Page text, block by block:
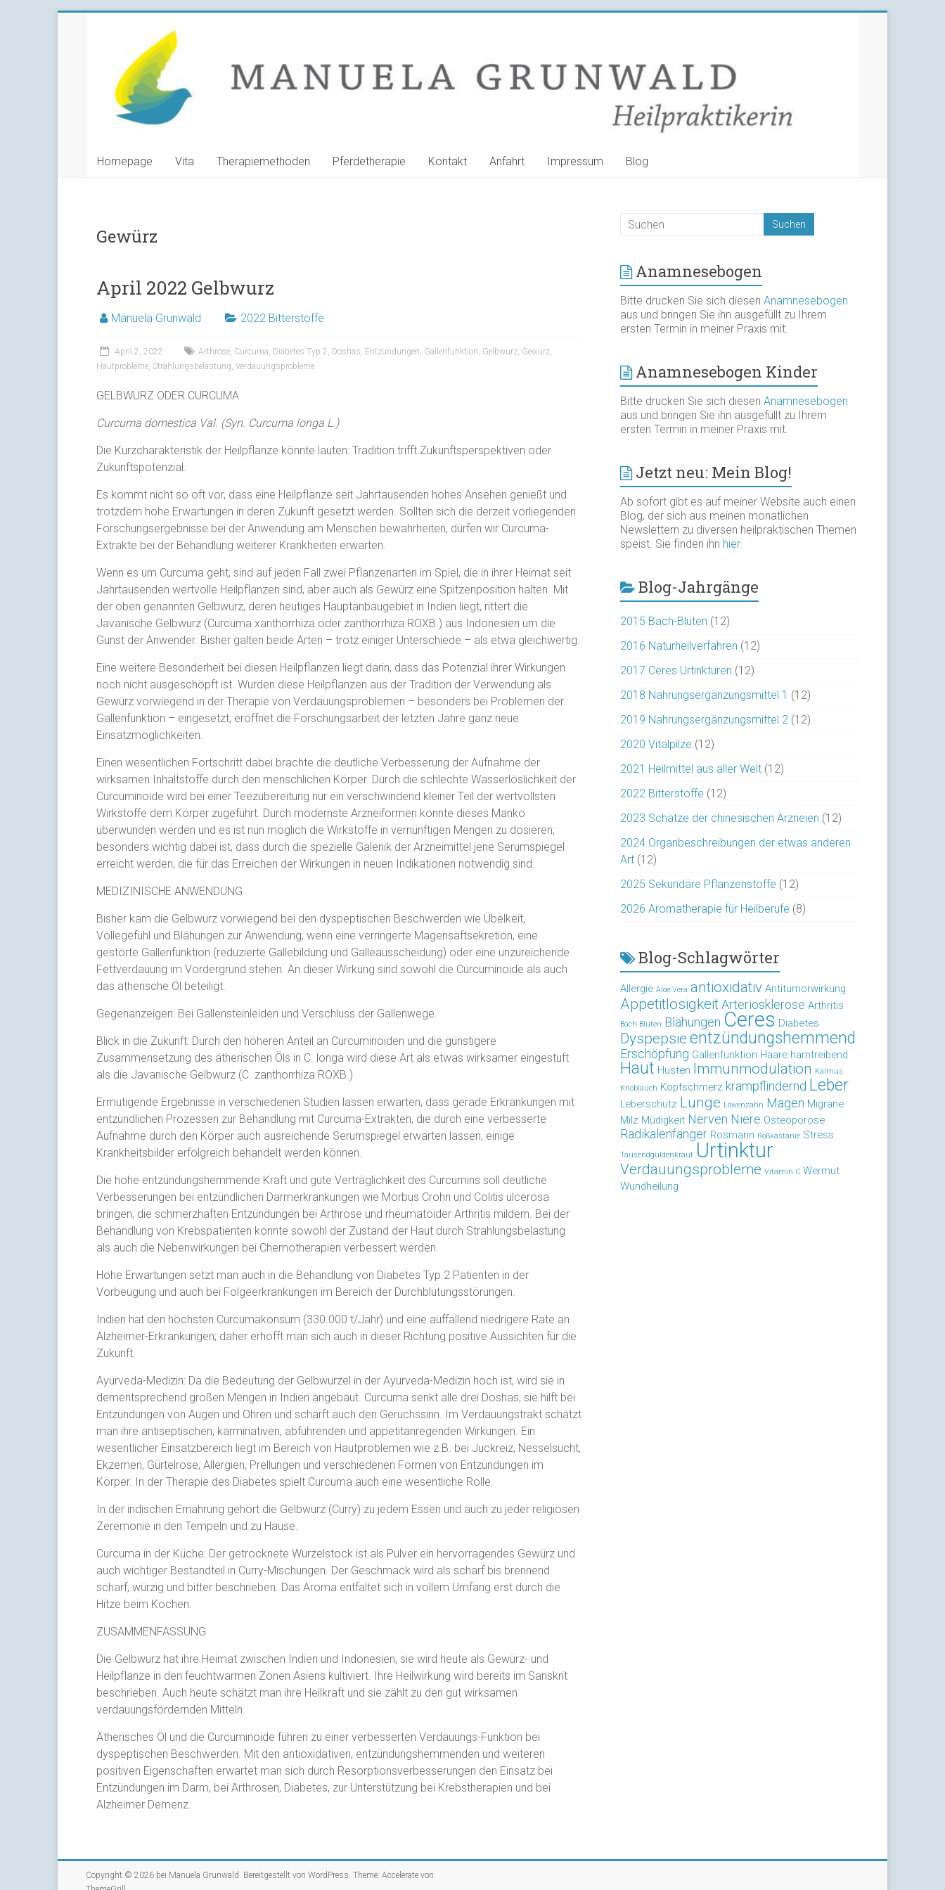
Manuela
Grunwald
Heilpraktikerin
Homepage Vita Therapiemethoden Pferdetherapie Kontakt Anfahrt Impressum Blog
Gewürz
April 2022 Gelbwurz
Manuela Grunwald 2022 Bitterstoffe
April 2, 2022 Arthrose, Curcuma, Diabetes Typ 2 , Doshas, Entzündungen, Gallenfunktion, Gelbwurz, Gewürz,
Hautprobleme, Strahlungsbelastung, Verdauungsprobleme
GELBWURZ ODER CURCUMA
Curcuma domestica Val. (Syn. Curcuma longa L.)
Die Kurzcharakteristik der Heilpflanze könnte lauten: Tradition trifft Zukunftsperspektiven oder
Zukunftspotenzial.
Es kommt nicht so oft vor, dass eine Heilpflanze seit Jahrtausenden hohes Ansehen genießt und
trotzdem hohe Erwartungen in deren Zukunft gesetzt werden. Sollten sich die derzeit vorliegenden
Forschungsergebnisse bei der Anwendung am Menschen bewahrheiten, dürfen wir Curcuma-
Extrakte bei der Behandlung weiterer Krankheiten erwarten.
Wenn es um Curcuma geht, sind auf jeden Fall zwei Pflanzenarten im Spiel, die in ihrer Heimat seit
Jahrtausenden wertvolle Heilpflanzen sind, aber auch als Gewürz eine Spitzenposition halten. Mit
der oben genannten Gelbwurz, deren heutiges Hauptanbaugebiet in Indien liegt, rittert die
Javanische Gelbwurz (Curcuma xanthorrhiza oder zanthorrhiza ROXB.) aus Indonesien um die
Gunst der Anwender. Bisher galten beide Arten – trotz einiger Unterschiede – als etwa gleichwertig.
Eine weitere Besonderheit bei diesen Heilpflanzen liegt darin, dass das Potenzial ihrer Wirkungen
noch nicht ausgeschöpft ist. Wurden diese Heilpflanzen aus der Tradition der Verwendung als
Gewürz vorwiegend in der Therapie von Verdauungsproblemen – besonders bei Problemen der
Gallenfunktion – eingesetzt, eröffnet die Forschungsarbeit der letzten Jahre ganz neue
Einsatzmöglichkeiten.
Einen wesentlichen Fortschritt dabei brachte die deutliche Verbesserung der Aufnahme der
wirksamen Inhaltstoffe durch den menschlichen Körper. Durch die schlechte Wasserlöslichkeit der
Curcuminoide wird bei einer Teezubereitung nur ein verschwindend kleiner Teil der wertvollsten
Wirkstoffe dem Körper zugeführt. Durch modernste Arzneiformen konnte dieses Manko
überwunden werden und es ist nun möglich die Wirkstoffe in vernünftigen Mengen zu dosieren;
besonders wichtig dabei ist, dass durch die spezielle Galenik der Arzneimittel jene Serumspiegel
erreicht werden, die für das Erreichen der Wirkungen in neuen Indikationen notwendig sind.
MEDIZINISCHE ANWENDUNG
Bisher kam die Gelbwurz vorwiegend bei den dyspeptischen Beschwerden wie Übelkeit,
Völlegefühl und Blähungen zur Anwendung, wenn eine verringerte Magensaftsekretion, eine
gestörte Gallenfunktion (reduzierte Gallebildung und Galleausscheidung) oder eine unzureichende
Fettverdauung im Vordergrund stehen. An dieser Wirkung sind sowohl die Curcuminoide als auch
das ätherische Öl beteiligt.
Gegenanzeigen: Bei Gallensteinleiden und Verschluss der Gallenwege.
Blick in die Zukunft: Durch den höheren Anteil an Curcuminoiden und die günstigere
Zusammensetzung des ätherischen Öls in C. longa wird diese Art als etwas wirksamer eingestuft
als die Javanische Gelbwurz (C. zanthorrhiza ROXB.)
Ermutigende Ergebnisse in verschiedenen Studien lassen erwarten, dass gerade Erkrankungen mit
entzündlichen Prozessen zur Behandlung mit Curcuma-Extrakten, die durch eine verbesserte
Aufnahme durch den Körper auch ausreichende Serumspiegel erwarten lassen, einige
Krankheitsbilder erfolgreich behandelt werden können.
Die hohe entzündungshemmende Kraft und gute Verträglichkeit des Curcumins soll deutliche
Verbesserungen bei entzündlichen Darmerkrankungen wie Morbus Crohn und Colitis ulcerosa
bringen, die schmerzhaften Entzündungen bei Arthrose und rheumatoider Arthritis mildern. Bei der
Behandlung von Krebspatienten konnte sowohl der Zustand der Haut durch Strahlungsbelastung
als auch die Nebenwirkungen bei Chemotherapien verbessert werden.
Hohe Erwartungen setzt man auch in die Behandlung von Diabetes Typ 2 Patienten in der
Vorbeugung und auch bei Folgeerkrankungen im Bereich der Durchblutungsstörungen.
Indien hat den höchsten Curcumakonsum (330.000 t/Jahr) und eine auffallend niedrigere Rate an
Alzheimer-Erkrankungen; daher erhofft man sich auch in dieser Richtung positive Aussichten für die
Zukunft.
Ayurveda-Medizin: Da die Bedeutung der Gelbwurzel in der Ayurveda-Medizin hoch ist, wird sie in
dementsprechend großen Mengen in Indien angebaut. Curcuma senkt alle drei Doshas; sie hilft bei
Entzündungen von Augen und Ohren und schärft auch den Geruchssinn. Im Verdauungstrakt schätzt
man ihre antiseptischen, karminativen, abführenden und appetitanregenden Wirkungen. Ein
wesentlicher Einsatzbereich liegt im Bereich von Hautproblemen wie z.B. bei Juckreiz, Nesselsucht,
Ekzemen, Gürtelrose, Allergien, Prellungen und verschiedenen Formen von Entzündungen im
Körper. In der Therapie des Diabetes spielt Curcuma auch eine wesentliche Rolle.
In der indischen Ernährung gehört die Gelbwurz (Curry) zu jedem Essen und auch zu jeder religiösen
Zeremonie in den Tempeln und zu Hause.
Curcuma in der Küche: Der getrocknete Wurzelstock ist als Pulver ein hervorragendes Gewürz und
auch wichtiger Bestandteil in Curry-Mischungen. Der Geschmack wird als scharf bis brennend
scharf, würzig und bitter beschrieben. Das Aroma entfaltet sich in vollem Umfang erst durch die
Hitze beim Kochen.
ZUSAMMENFASSUNG
Die Gelbwurz hat ihre Heimat zwischen Indien und Indonesien; sie wird heute als Gewürz- und
Heilpflanze in den feuchtwarmen Zonen Asiens kultiviert. Ihre Heilwirkung wird bereits im Sanskrit
beschrieben. Auch heute schätzt man ihre Heilkraft und sie zählt zu den gut wirksamen
verdauungsfördernden Mitteln.
Ätherisches Öl und die Curcuminoide führen zu einer verbesserten Verdauungs-Funktion bei
dyspeptischen Beschwerden. Mit den antioxidativen, entzündungshemmenden und weiteren
positiven Eigenschaften erwartet man sich durch Resorptionsverbesserungen den Einsatz bei
Entzündungen im Darm, bei Arthrosen, Diabetes, zur Unterstützung bei Krebstherapien und bei
Alzheimer Demenz.
Anamnesebogen
Bitte drucken Sie sich diesenAnamnesebogen
aus und bringen Sie ihn ausgefüllt zu Ihrem
ersten Termin in meiner Praxis mit.
Anamnesebogen Kinder
Bitte drucken Sie sich diesenAnamnesebogen
aus und bringen Sie ihn ausgefüllt zu Ihrem
ersten Termin in meiner Praxis mit.
Jetzt neu: Mein Blog!
Ab sofort gibt es auf meiner Website auch einen
Blog, der sich aus meinen monatlichen
Newslettern zu diversen heilpraktischen Themen
speist. Sie finden ihn hier.
Blog-Jahrgänge
2015 Bach-Blüten (12)
2016 Naturheilverfahren (12)
2017 Ceres Urtinkturen (12)
2018 Nahrungsergänzungsmittel 1 (12)
2019 Nahrungsergänzungsmittel 2 (12)
2020 Vitalpilze (12)
2021 Heilmittel aus aller Welt (12)
2022 Bitterstoffe (12)
2023 Schätze der chinesischen Arzneien (12)
2024 Organbeschreibungen der etwas anderen
Art (12)
2025 Sekundäre Pflanzenstoffe (12)
2026 Aromatherapie für Heilberufe (8)
Blog-Schlagwörter
Allergie Aloe Vera antioxidativ Antitumorwirkung
AppetitlosigkeitArteriosklerose Arthritis
Bach-Blüten Blähungen Ceres Diabetes
Dyspepsie entzündungshemmend
Erschöpfung Gallenfunktion Haare harntreibend
Haut Husten Immunmodulation Kalmus
Knoblauch Kopfschmerz krampflindernd Leber
Leberschutz Lunge Löwenzahn Magen Migräne
Milz Müdigkeit Nerven Niere Osteoporose
Radikalenfänger Rosmarin Roßkastanie Stress
Tausendgüldenkraut Urtinktur
Verdauungsprobleme Vitamin C Wermut
Wundheilung
Copyright © 2026 bei Manuela Grunwald. Bereitgestellt von WordPress. Theme: Accelerate von